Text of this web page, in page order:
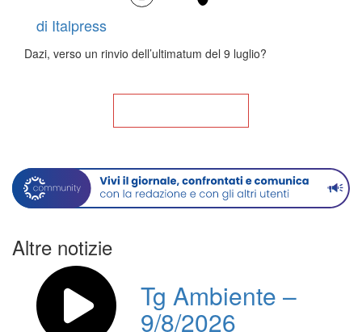
di Italpress
Dazi, verso un rinvio dell’ultimatum del 9 luglio?
Altre notizie
Tg Ambiente –
9/8/2026